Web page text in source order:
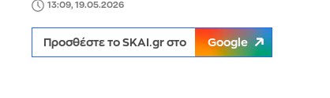
13:09, 19.05.2026
Προσθέστε το SKAI.gr στο Google